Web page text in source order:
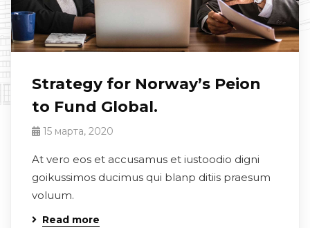
Strategy for Norway’s Peion
to Fund Global.
15 марта, 2020
At vero eos et accusamus et iustoodio digni
goikussimos ducimus qui blanp ditiis praesum
voluum.
Read more